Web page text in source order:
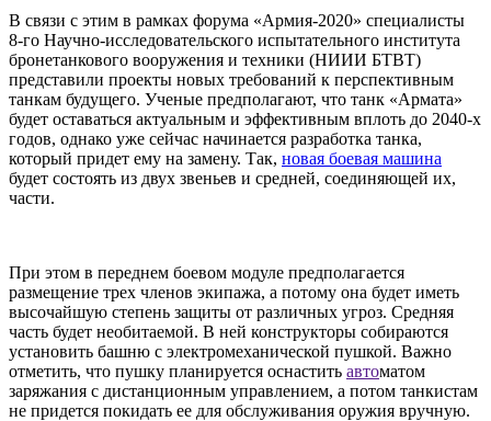
В связи с этим в рамках форума «Армия-2020» специалисты
8-го Научно-исследовательского испытательного института
бронетанкового вооружения и техники (НИИИ БТВТ)
представили проекты новых требований к перспективным
танкам будущего. Ученые предполагают, что танк «Армата»
будет оставаться актуальным и эффективным вплоть до 2040-х
годов, однако уже сейчас начинается разработка танка,
который придет ему на замену. Так, новая боевая машина
будет состоять из двух звеньев и средней, соединяющей их,
части.
При этом в переднем боевом модуле предполагается
размещение трех членов экипажа, а потому она будет иметь
высочайшую степень защиты от различных угроз. Средняя
часть будет необитаемой. В ней конструкторы собираются
установить башню с электромеханической пушкой. Важно
отметить, что пушку планируется оснастить автоматом
заряжания с дистанционным управлением, а потом танкистам
не придется покидать ее для обслуживания оружия вручную.